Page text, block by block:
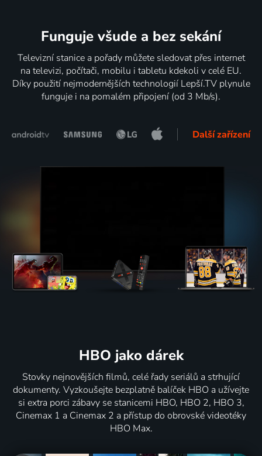
Funguje všude a bez sekání
Televizní stanice a pořady můžete sledovat přes internet
na televizi, počítači, mobilu i tabletu kdekoli v celé EU.
Díky použití nejmodernějších technologií Lepší.TV plynule
funguje i na pomalém připojení (od 3 Mb/s).
Další zařízení
HBO jako dárek
Stovky nejnovějších filmů, celé řady seriálů a strhující
dokumenty. Vyzkoušejte bezplatně balíček HBO a užívejte
si extra porci zábavy se stanicemi HBO, HBO 2, HBO 3,
Cinemax 1 a Cinemax 2 a přístup do obrovské videotéky
HBO Max.